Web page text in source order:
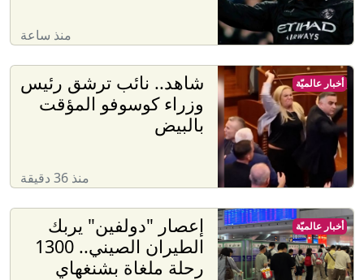
منذ ساعة
شاهد.. نائب ترشق رئيس
وزراء كوسوفو المؤقت
بالبيض
منذ 36 دقيقة
أخبار عالميّة
إعصار "دولفين" يربك
الطيران الصيني.. 1300
رحلة ملغاة بشنغهاي
أخبار عالميّة